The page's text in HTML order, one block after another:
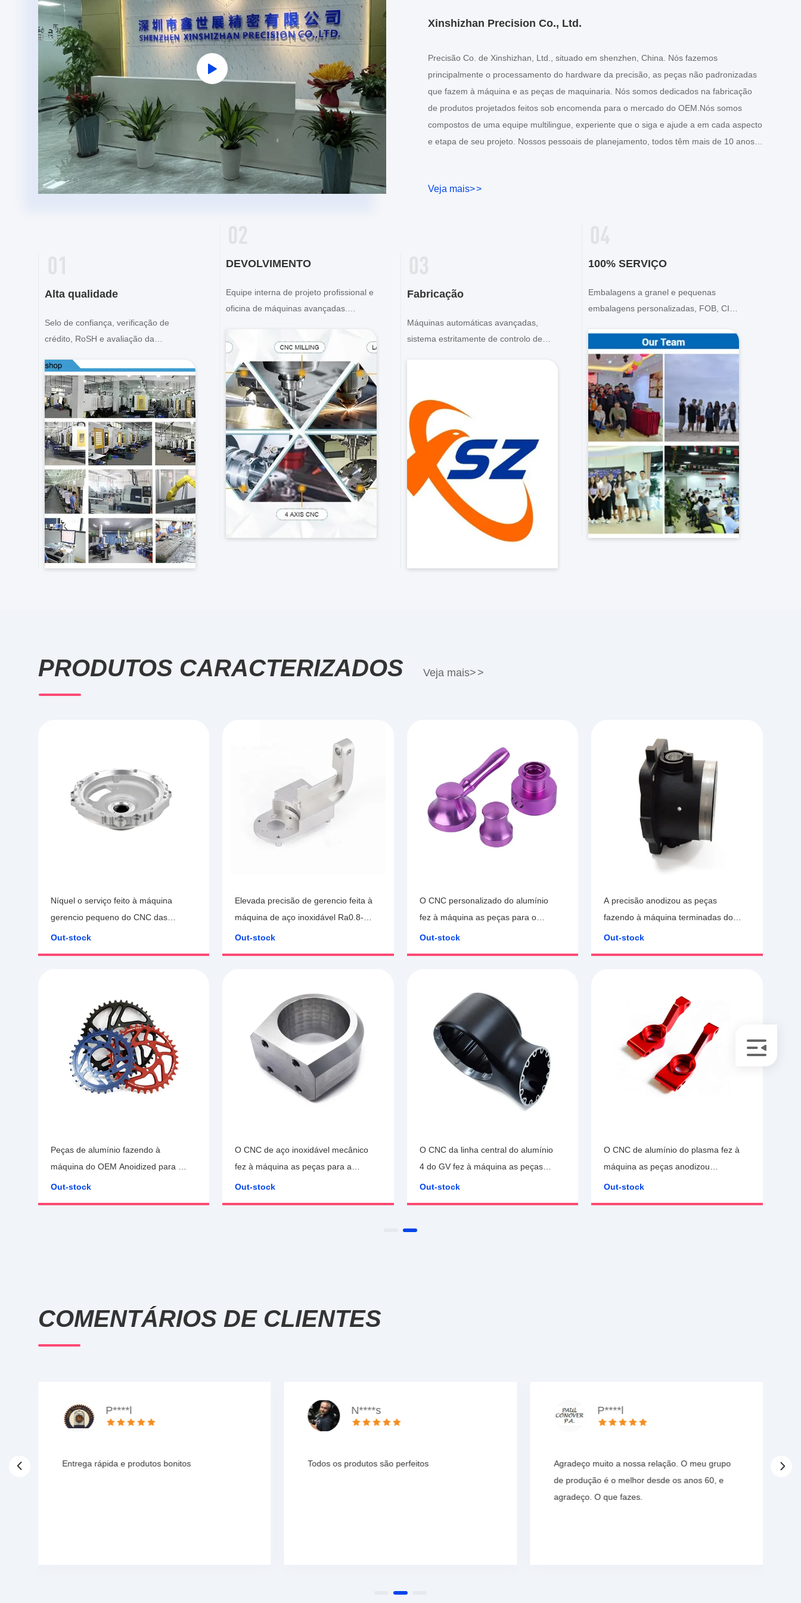
Xinshizhan Precision Co., Ltd.
Precisão Co. de Xinshizhan, Ltd., situado em shenzhen, China. Nós fazemos
principalmente o processamento do hardware da precisão, as peças não padronizadas
que fazem à máquina e as peças de maquinaria. Nós somos dedicados na fabricação
de produtos projetados feitos sob encomenda para o mercado do OEM.Nós somos
compostos de uma equipe multilingue, experiente que o siga e ajude a em cada aspecto
e etapa de seu projeto. Nossos pessoais de planejamento, todos têm mais de 10 anos
Veja mais>>
Alta qualidade
Selo de confiança, verificação de
crédito, RoSH e avaliação da
tem um rigoroso sistema de controlo de
qualidade e um laboratório de teste
profissional.
DEVOLVIMENTO
Equipe interna de projeto profissional e
oficina de máquinas avançadas.
os produtos de que necessita.
Fabricação
Máquinas automáticas avançadas,
sistema estritamente de controlo de
100% SERVIÇO
Embalagens a granel e pequenas
embalagens personalizadas, FOB, CIF,
encontrar a melhor solução para todas
as suas preocupações.
PRODUTOS CARACTERIZADOS Veja mais> >
Níquel o serviço feito à máquina
gerencio pequeno do CNC das
peças de metal do chapeamento
Out-stock
Elevada precisão de gerencio feita à
máquina de aço inoxidável Ra0.8-
Ra3.2 da fabricação das peças do
Out-stock
O CNC personalizado do alumínio
fez à máquina as peças para o
espaço aéreo
Out-stock
Peças de alumínio fazendo à
máquina do OEM Anoidized para a
bicicleta
Out-stock
O CNC de aço inoxidável mecânico
fez à máquina as peças para a
bicicleta
Out-stock
O CNC da linha central do alumínio
4 do GV fez à máquina as peças
prateia para anodizar o tratamento
Out-stock
A precisão anodizou as peças
fazendo à máquina terminadas do
CNC do protótipo
Out-stock
O CNC de alumínio do plasma fez à
máquina as peças anodizou
terminado
Out-stock
COMENTÁRIOS DE CLIENTES
P****l
Entrega rápida e produtos bonitos
N****s
Todos os produtos são perfeitos
P****l
Agradeço muito a nossa relação. O meu grupo
de produção é o melhor desde os anos 60, e
agradeço. O que fazes.